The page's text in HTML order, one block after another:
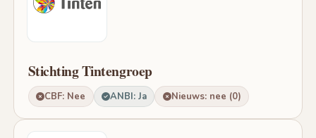
Stichting Tintengroep
CBF: Nee ANBI: Ja Nieuws: nee (0)